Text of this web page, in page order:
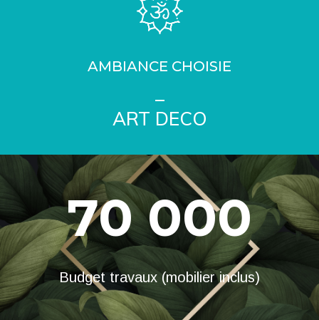
AMBIANCE CHOISIE
ART DECO
70 000
Budget travaux (mobilier inclus)